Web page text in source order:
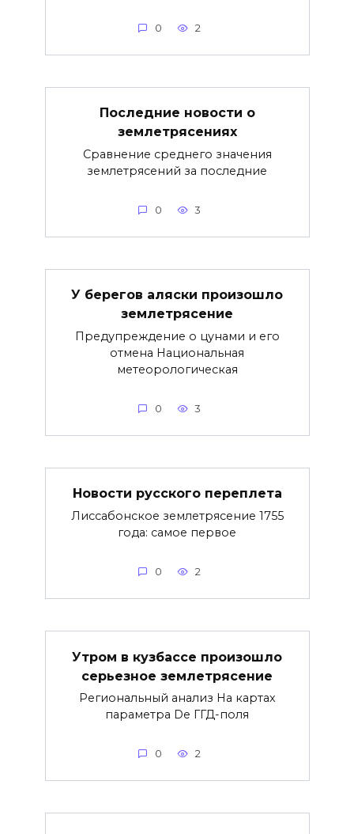
0 2
Последние новости о
землетрясениях
Сравнение среднего значения
землетрясений за последние
0 3
У берегов аляски произошло
землетрясение
Предупреждение о цунами и его
отмена Национальная
метеорологическая
0 3
Новости русского переплета
Лиссабонское землетрясение 1755
года: самое первое
0 2
Утром в кузбассе произошло
серьезное землетрясение
Региональный анализ На картах
параметра De ГГД-поля
0 2